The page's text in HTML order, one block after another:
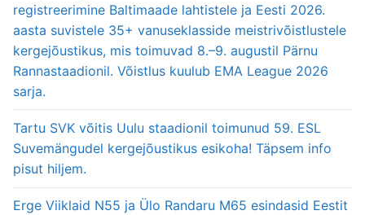
registreerimine Baltimaade lahtistele ja Eesti 2026.
aasta suvistele 35+ vanuseklasside meistrivõistlustele
kergejõustikus, mis toimuvad 8.–9. augustil Pärnu
Rannastaadionil. Võistlus kuulub EMA League 2026
sarja.
Tartu SVK võitis Uulu staadionil toimunud 59. ESL
Suvemängudel kergejõustikus esikoha! Täpsem info
pisut hiljem.
Erge Viiklaid N55 ja Ülo Randaru M65 esindasid Eestit